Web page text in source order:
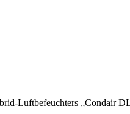
Luftbefeuchters „Condair